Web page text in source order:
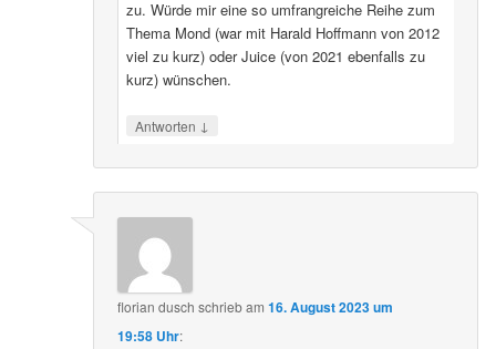
zu. Würde mir eine so umfrangreiche Reihe zum
Thema Mond (war mit Harald Hoffmann von 2012
viel zu kurz) oder Juice (von 2021 ebenfalls zu
kurz) wünschen.
Antworten ↓
florian dusch schriebam16. August 2023 um
19:58 Uhr: